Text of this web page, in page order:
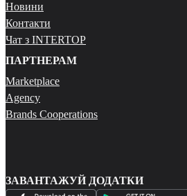
Новини
Контакти
Чат з INTERTOP
ПАРТНЕРАМ
Marketplace
Agency
Brands Cooperations
ЗАВАНТАЖУЙ ДОДАТКИ